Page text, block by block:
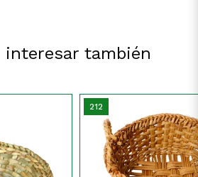
interesar también
212